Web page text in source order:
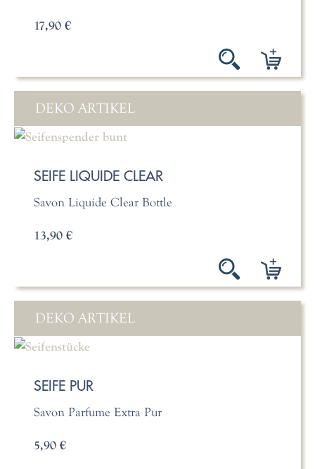
17,90 €
DEKO ARTIKEL
SEIFE LIQUIDE CLEAR
Savon Liquide Clear Bottle
13,90 €
DEKO ARTIKEL
SEIFE PUR
Savon Parfume Extra Pur
5,90 €